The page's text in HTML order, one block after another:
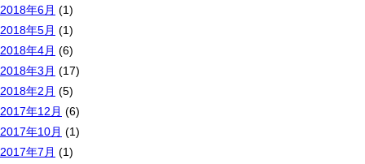
2018年6月 (1)
2018年5月 (1)
2018年4月 (6)
2018年3月 (17)
2018年2月 (5)
2017年12月 (6)
2017年10月 (1)
2017年7月 (1)